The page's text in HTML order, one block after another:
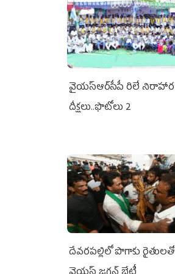
వైయ‌స్ఆర్‌సీపీ రిలే నిరాహార
దీక్షలు..ఫొటోలు 2
దేవరపల్లిలో పొగాకు రైతులతో